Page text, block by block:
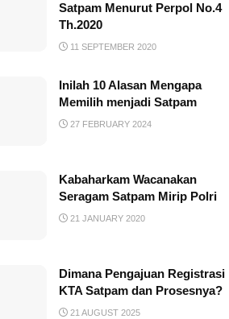
Satpam Menurut Perpol No.4
Th.2020
11 SEPTEMBER 2020
Inilah 10 Alasan Mengapa
Memilih menjadi Satpam
27 FEBRUARY 2024
Kabaharkam Wacanakan
Seragam Satpam Mirip Polri
21 JANUARY 2020
Dimana Pengajuan Registrasi
KTA Satpam dan Prosesnya?
21 AUGUST 2025